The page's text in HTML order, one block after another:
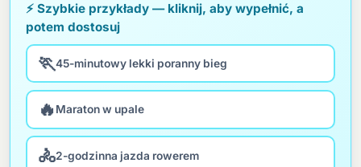
⚡ Szybkie przykłady — kliknij, aby wypełnić, a
potem dostosuj
🏃45-minutowy lekki poranny bieg
🔥 Maraton w upale
🚴2-godzinna jazda rowerem